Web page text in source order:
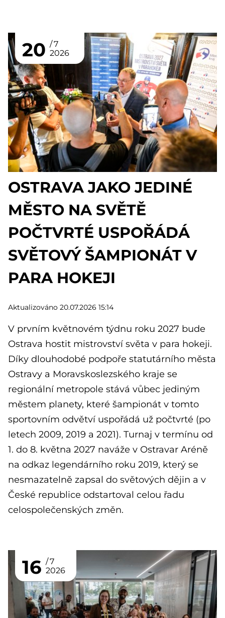
20
7
2026
OSTRAVA JAKO JEDINÉ
MĚSTO NA SVĚTĚ
POČTVRTÉ USPOŘÁDÁ
SVĚTOVÝ ŠAMPIONÁT V
PARA HOKEJI
Aktualizováno 20.07.2026 15:14
V prvním květnovém týdnu roku 2027 bude
Ostrava hostit mistrovství světa v para hokeji.
Díky dlouhodobé podpoře statutárního města
Ostravy a Moravskoslezského kraje se
regionální metropole stává vůbec jediným
městem planety, které šampionát v tomto
sportovním odvětví uspořádá už počtvrté (po
letech 2009, 2019 a 2021). Turnaj v termínu od
1. do 8. května 2027 naváže v Ostravar Aréně
na odkaz legendárního roku 2019, který se
nesmazatelně zapsal do světových dějin a v
České republice odstartoval celou řadu
celospolečenských změn.
16
7
2026